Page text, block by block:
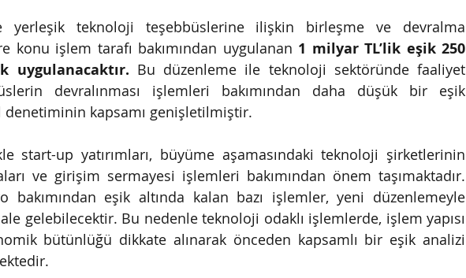
yerleşik teknoloji teşebbüslerine ilişkin birleşme ve devralma
konu işlem tarafı bakımından uygulanan 1 milyar TL’lik eşik 250
uygulanacaktır. Bu düzenleme ile teknoloji sektöründe faaliyet
devralınması işlemleri bakımından daha düşük bir eşik
kapsamı genişletilmiştir.
start-up yatırımları, büyüme aşamasındaki teknoloji şirketlerinin
ve girişim sermayesi işlemleri bakımından önem taşımaktadır.
bakımından eşik altında kalan bazı işlemler, yeni düzenlemeyle
gelebilecektir. Bu nedenle teknoloji odaklı işlemlerde, işlem yapısı
bütünlüğü dikkate alınarak önceden kapsamlı bir eşik analizi